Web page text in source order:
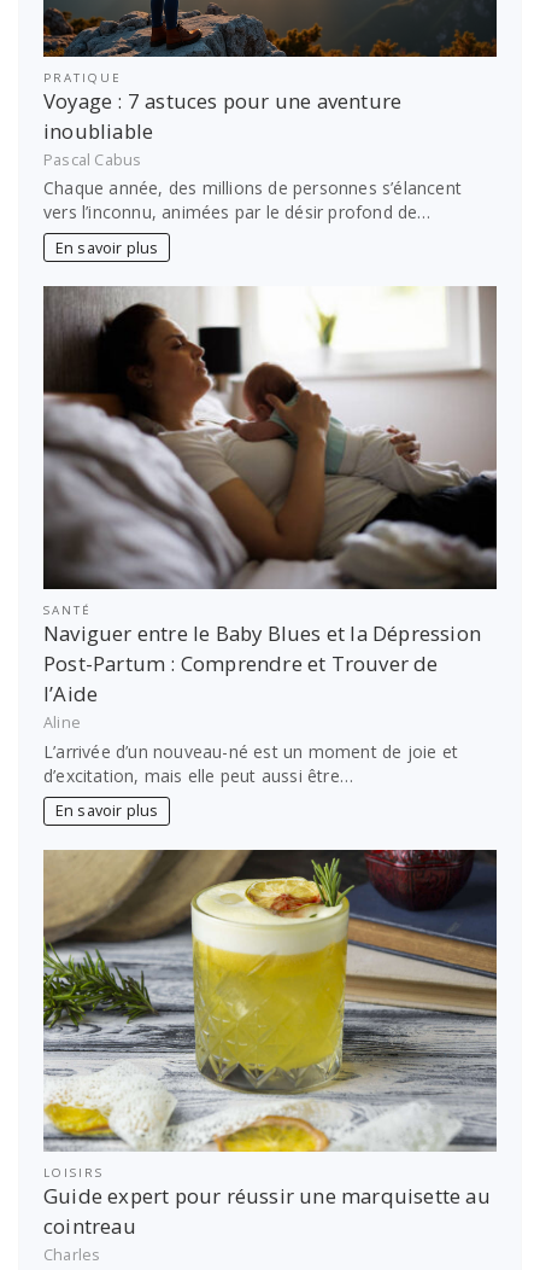
PRATIQUE
Voyage : 7 astuces pour une aventure
inoubliable
Pascal Cabus
Chaque année, des millions de personnes s’élancent
vers l’inconnu, animées par le désir profond de…
En savoir plus
SANTÉ
Naviguer entre le Baby Blues et la Dépression
Post-Partum : Comprendre et Trouver de
l’Aide
Aline
L’arrivée d’un nouveau-né est un moment de joie et
d’excitation, mais elle peut aussi être…
En savoir plus
LOISIRS
Guide expert pour réussir une marquisette au
cointreau
Charles